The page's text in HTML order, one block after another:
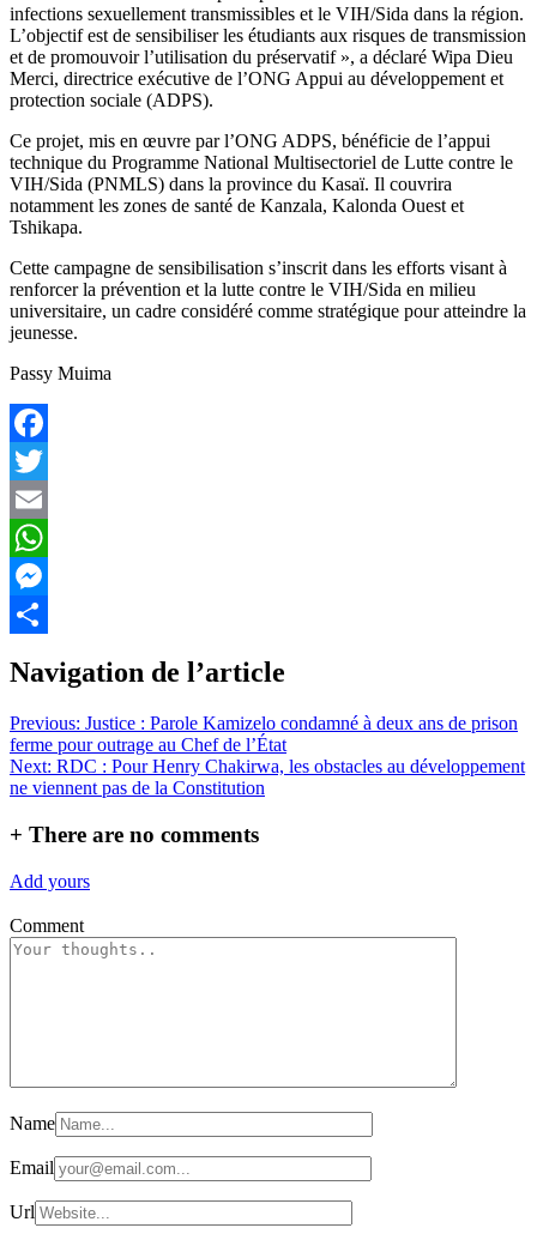
infections sexuellement transmissibles et le VIH/Sida dans la région.
L’objectif est de sensibiliser les étudiants aux risques de transmission
et de promouvoir l’utilisation du préservatif », a déclaré Wipa Dieu
Merci, directrice exécutive de l’ONG Appui au développement et
protection sociale (ADPS).
Ce projet, mis en œuvre par l’ONG ADPS, bénéficie de l’appui
technique du Programme National Multisectoriel de Lutte contre le
VIH/Sida (PNMLS) dans la province du Kasaï. Il couvrira
notamment les zones de santé de Kanzala, Kalonda Ouest et
Tshikapa.
Cette campagne de sensibilisation s’inscrit dans les efforts visant à
renforcer la prévention et la lutte contre le VIH/Sida en milieu
universitaire, un cadre considéré comme stratégique pour atteindre la
jeunesse.
Passy Muima
Facebook
Twitter
Email
WhatsApp
Messenger
Navigation de l’article
Previous: Justice : Parole Kamizelo condamné à deux ans de prison
ferme pour outrage au Chef de l’État
Next: RDC : Pour Henry Chakirwa, les obstacles au développement
ne viennent pas de la Constitution
+ There are no comments
Add yours
Comment
Name
Email
Url